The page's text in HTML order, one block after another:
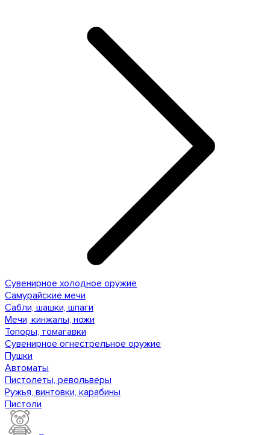
Сувенирное холодное оружие
Самурайские мечи
Сабли, шашки, шпаги
Мечи, кинжалы, ножи
Топоры, томагавки
Сувенирное огнестрельное оружие
Пушки
Автоматы
Пистолеты, револьверы
Ружья, винтовки, карабины
Пистоли